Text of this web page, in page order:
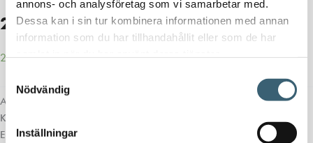
annons- och analysföretag som vi samarbetar med.
Dessa kan i sin tur kombinera informationen med annan
information som du har tillhandahållit eller som de har
Nödvändig
Inställningar
29 870kr
2–4 veckor (leveranstid)
Artikelnr:
Kategorier:
Etiketter:Cistern Diesel Dieseltank 1500 liter ,